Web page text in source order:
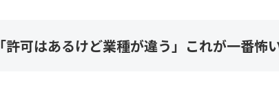
「許可はあるけど業種が違う」これが一番怖